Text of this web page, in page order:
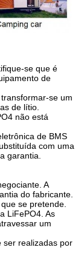
se que é
de
se um
de lítio.
não está
de BMS
com uma
garantia.
A
do fabricante.
se pretende.
LiFePO4. As
um
ser realizadas por